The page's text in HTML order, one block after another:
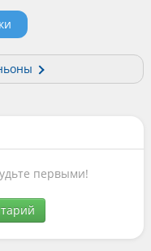
первыми!